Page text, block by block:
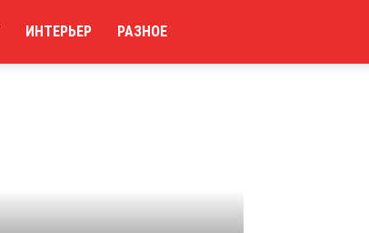
ИНТЕРЬЕР РАЗНОЕ